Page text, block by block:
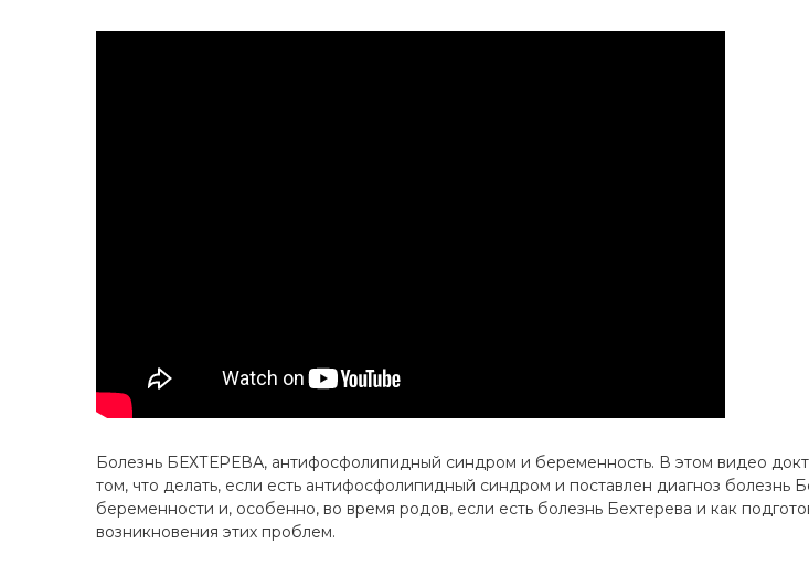
Болезнь БЕХТЕРЕВА, антифосфолипидный синдром и беременность. В этом видео
том, что делать, если есть антифосфолипидный синдром и поставлен диагноз болезнь
беременности и, особенно, во время родов, если есть болезнь Бехтерева и как
возникновения этих проблем.